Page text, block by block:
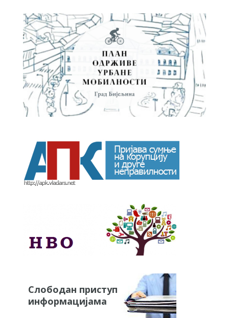
Слободан приступ
информацијама